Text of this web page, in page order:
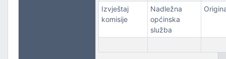
Izvještaj
komisije
Nadležna
općinska
služba